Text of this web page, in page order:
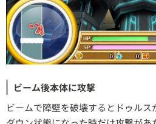
ビーム後本体に攻撃
ビームで障壁を破壊するとドゥルス